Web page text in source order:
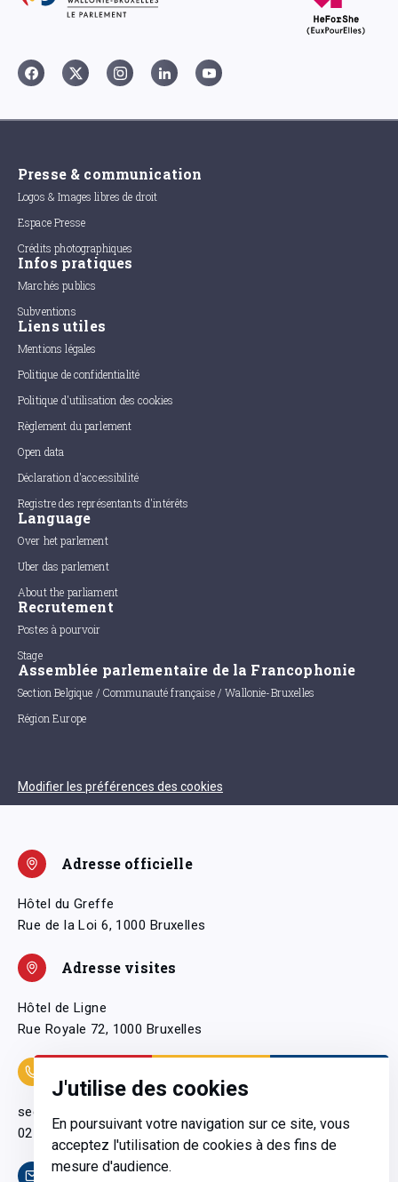
J'utilise des cookies
En poursuivant votre navigation sur ce site, vous
acceptez l'utilisation de cookies à des fins de
mesure d'audience.
Presse & communication
Logos & Images libres de droit
Espace Presse
Crédits photographiques
Infos pratiques
Marchés publics
Subventions
Liens utiles
Mentions légales
Politique de confidentialité
Politique d'utilisation des cookies
Règlement du parlement
Open data
Déclaration d'accessibilité
Registre des représentants d'intérêts
Language
Over het parlement
Uber das parlement
About the parliament
Recrutement
Postes à pourvoir
Stage
Assemblée parlementaire de la Francophonie
Section Belgique / Communauté française / Wallonie-Bruxelles
Région Europe
Modifier les préférences des cookies
Adresse officielle
Hôtel du Greffe
Rue de la Loi 6, 1000 Bruxelles
Adresse visites
Hôtel de Ligne
Rue Royale 72, 1000 Bruxelles
secretariatgeneral@pfwb.be
02 506 38 11
Contact